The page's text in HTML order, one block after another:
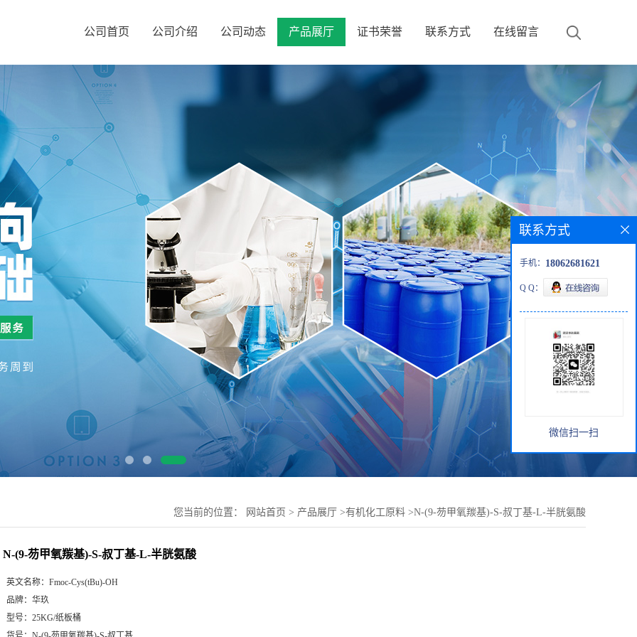
公司首页 公司介绍 公司动态 产品展厅 证书荣誉 联系方式 在线留言
您当前的位置： 网站首页 > 产品展厅 >有机化工原料 >N-(9-芴甲氧羰基)-S-叔丁基-L-半胱氨酸
N-(9-芴甲氧羰基)-S-叔丁基-L-半胱氨酸
英文名称： Fmoc-Cys(tBu)-OH
品牌： 华玖
型号： 25KG/纸板桶
联系方式
手机： 18062681621
Q Q：
微信扫一扫